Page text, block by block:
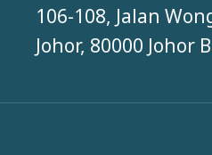
106-108, Jalan
Johor, 80000 Johor